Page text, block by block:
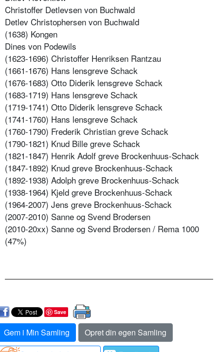
Christoffer Detlevsen von Buchwald
Detlev Christophersen von Buchwald
(1638) Kongen
Dines von Podewils
(1623-1696) Christoffer Henriksen Rantzau
(1661-1676) Hans lensgreve Schack
(1676-1683) Otto Diderik lensgreve Schack
(1683-1719) Hans lensgreve Schack
(1719-1741) Otto Diderik lensgreve Schack
(1741-1760) Hans lensgreve Schack
(1760-1790) Frederik Christian greve Schack
(1790-1821) Knud Bille greve Schack
(1821-1847) Henrik Adolf greve Brockenhuus-Schack
(1847-1892) Knud greve Brockenhuus-Schack
(1892-1938) Adolph greve Brockenhuus-Schack
(1938-1964) Kjeld greve Brockenhuus-Schack
(1964-2007) Jens greve Brockenhuus-Schack
(2007-2010) Sanne og Svend Brodersen
(2010-20xx) Sanne og Svend Brodersen / Rema 1000
(47%)
Save
Gem i Min Samling
Opret din egen Samling